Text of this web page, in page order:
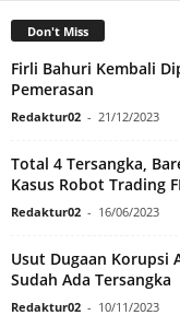
Don't Miss
Firli Bahuri Kembali
Pemerasan
Redaktur02 - 21/12/2023
Total 4 Tersangka,
Kasus Robot Trading
Redaktur02 - 16/06/2023
Usut Dugaan Korupsi
Sudah Ada Tersangka
Redaktur02 - 10/11/2023